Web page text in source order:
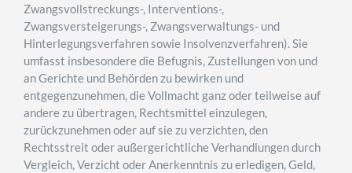
Zwangsvollstreckungs-, Interventions-,
Zwangsversteigerungs-, Zwangsverwaltungs- und
Hinterlegungsverfahren sowie Insolvenzverfahren). Sie
umfasst insbesondere die Befugnis, Zustellungen von und
an Gerichte und Behörden zu bewirken und
entgegenzunehmen, die Vollmacht ganz oder teilweise auf
andere zu übertragen, Rechtsmittel einzulegen,
zurückzunehmen oder auf sie zu verzichten, den
Rechtsstreit oder außergerichtliche Verhandlungen durch
Vergleich, Verzicht oder Anerkenntnis zu erledigen, Geld,